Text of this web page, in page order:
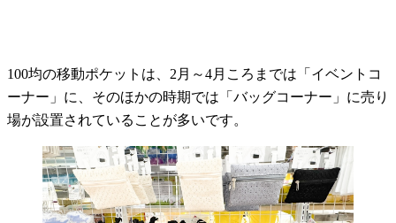
100均の移動ポケットは、2月～4月ころまでは「イベントコ
ーナー」に、そのほかの時期では「バッグコーナー」に売り
場が設置されていることが多いです。